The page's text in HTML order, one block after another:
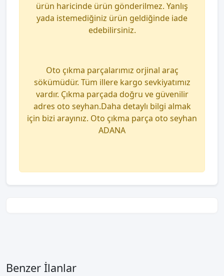
ürün haricinde ürün gönderilmez. Yanlış
yada istemediğiniz ürün geldiğinde iade
edebilirsiniz.
Oto çıkma parçalarımız orjinal araç
sökümüdür. Tüm illere kargo sevkiyatımız
vardır. Çıkma parçada doğru ve güvenilir
adres oto seyhan.Daha detaylı bilgi almak
için bizi arayınız. Oto çıkma parça oto seyhan
ADANA
Benzer İlanlar